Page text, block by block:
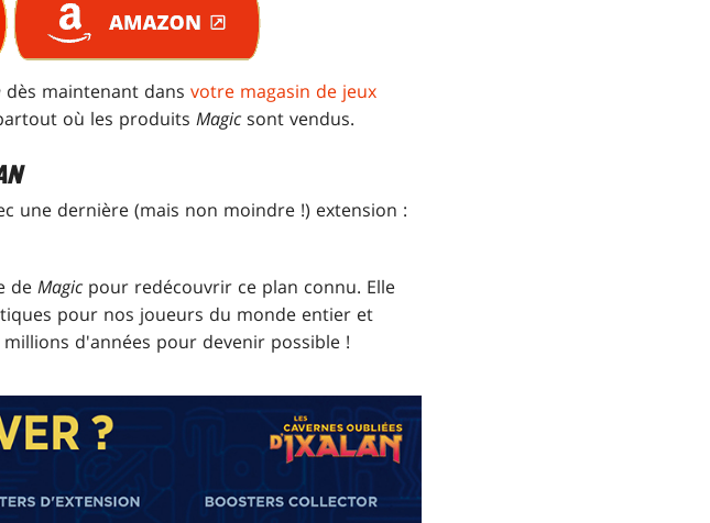
dès maintenant dans votre magasin de jeux
où les produits Magic sont vendus.
une dernière (mais non moindre !) extension :
de Magic pour redécouvrir ce plan connu. Elle
pour nos joueurs du monde entier et
d'années pour devenir possible !